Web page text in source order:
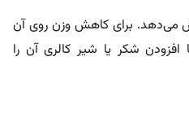
می‌دهد. برای کاهش وزن روی آن
شکر یا شیر کالری آن را